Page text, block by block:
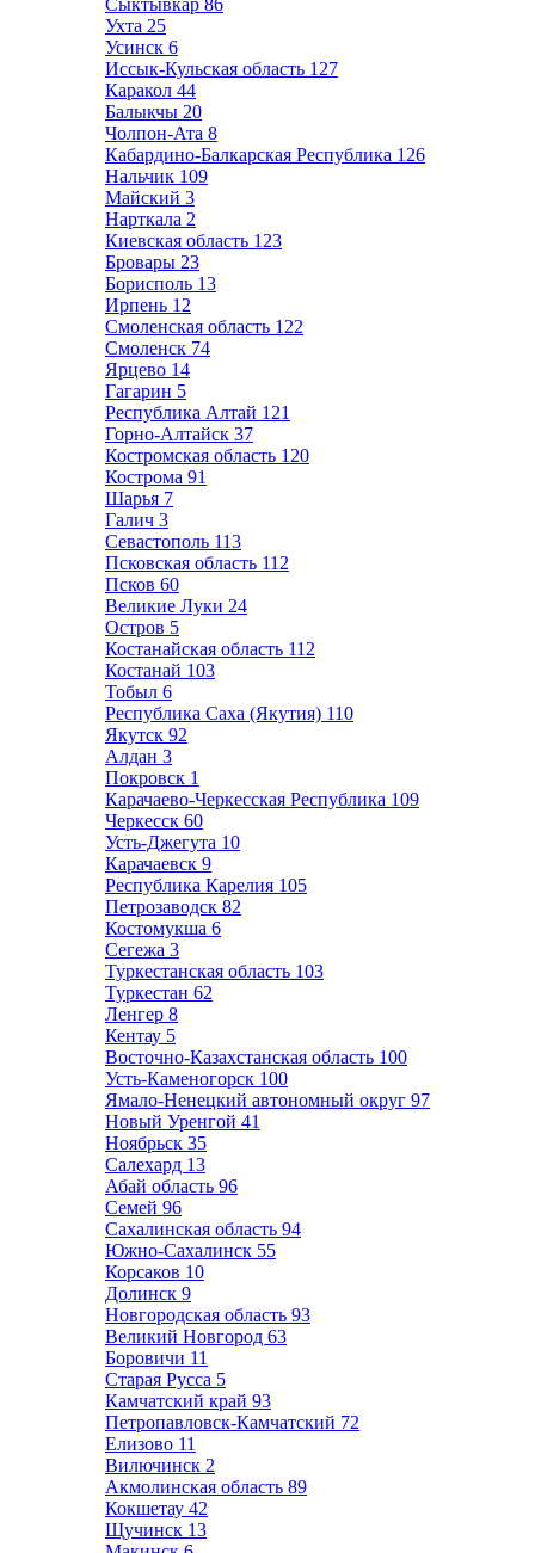
Сыктывкар 86
Ухта 25
Усинск 6
Иссык-Кульская область 127
Каракол 44
Балыкчы 20
Чолпон-Ата 8
Кабардино-Балкарская Республика 126
Нальчик 109
Майский 3
Нарткала 2
Киевская область 123
Бровары 23
Борисполь 13
Ирпень 12
Смоленская область 122
Смоленск 74
Ярцево 14
Гагарин 5
Республика Алтай 121
Горно-Алтайск 37
Костромская область 120
Кострома 91
Шарья 7
Галич 3
Севастополь 113
Псковская область 112
Псков 60
Великие Луки 24
Остров 5
Костанайская область 112
Костанай 103
Тобыл 6
Республика Саха (Якутия) 110
Якутск 92
Алдан 3
Покровск 1
Карачаево-Черкесская Республика 109
Черкесск 60
Усть-Джегута 10
Карачаевск 9
Республика Карелия 105
Петрозаводск 82
Костомукша 6
Сегежа 3
Туркестанская область 103
Туркестан 62
Ленгер 8
Кентау 5
Восточно-Казахстанская область 100
Усть-Каменогорск 100
Ямало-Ненецкий автономный округ 97
Новый Уренгой 41
Ноябрьск 35
Салехард 13
Абай область 96
Семей 96
Сахалинская область 94
Южно-Сахалинск 55
Корсаков 10
Долинск 9
Новгородская область 93
Великий Новгород 63
Боровичи 11
Старая Русса 5
Камчатский край 93
Петропавловск-Камчатский 72
Елизово 11
Вилючинск 2
Акмолинская область 89
Кокшетау 42
Щучинск 13